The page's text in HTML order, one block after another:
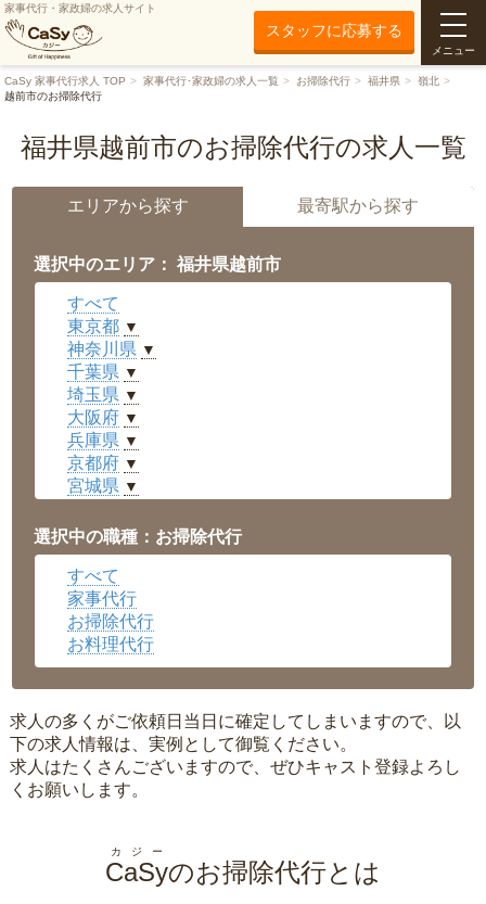
家事代行・家政婦の求人サイト
スタッフに応募する
メニュー
CaSy 家事代行求人 TOP 家事代行･家政婦の求人一覧 お掃除代行 福井県
嶺北
越前市のお掃除代行
福井県越前市のお掃除代行の求人一覧
エリアから探す 最寄駅から探す
選択中のエリア： 福井県越前市
すべて
東京都 ▼
神奈川県 ▼
千葉県 ▼
埼玉県 ▼
大阪府 ▼
兵庫県 ▼
京都府 ▼
宮城県 ▼
福井県 ▼
岡山県 ▼
広島県
沖縄県 ▼
選択中の職種：お掃除代行
すべて
家事代行
お掃除代行
お料理代行
求人の多くがご依頼日当日に確定してしまいますので、以
下の求人情報は、実例として御覧ください。
求人はたくさんございますので、ぜひキャスト登録よろし
くお願いします。
CaSy
カジー
のお掃除代行とは